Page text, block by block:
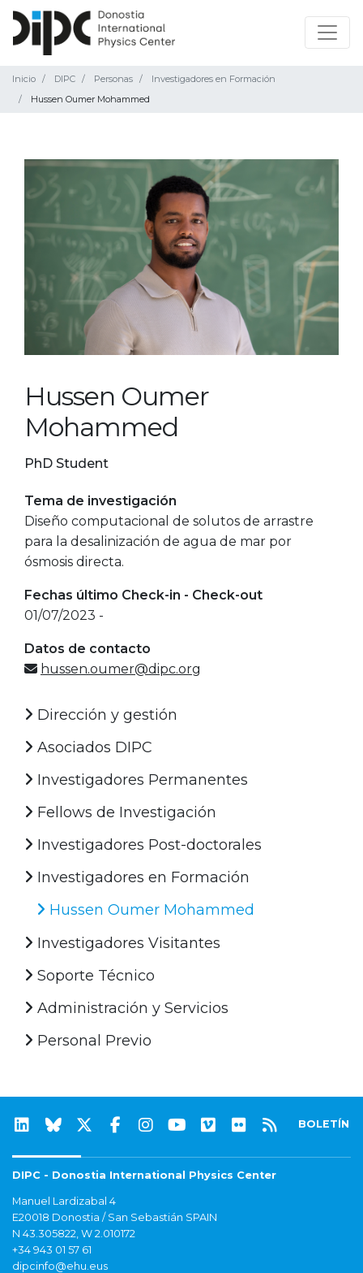
Inicio DIPC Personas
Investigadores en Formación
Hussen Oumer Mohammed
Hussen Oumer
Mohammed
PhD Student
Tema de investigación
Diseño computacional de solutos de arrastre
para la desalinización de agua de mar por
ósmosis directa.
Fechas último Check-in - Check-out
01/07/2023 -
Datos de contacto
hussen.oumer@dipc.org
Dirección y gestión
Asociados DIPC
Investigadores Permanentes
Fellows de Investigación
Investigadores Post-doctorales
Investigadores en Formación
Hussen Oumer Mohammed
Investigadores Visitantes
Soporte Técnico
Administración y Servicios
Personal Previo
BOLETÍN
DIPC - Donostia International Physics Center
Manuel Lardizabal 4
E20018 Donostia / San Sebastián SPAIN
N 43.305822, W 2.010172
+34 943 01 57 61
dipcinfo@ehu.eus